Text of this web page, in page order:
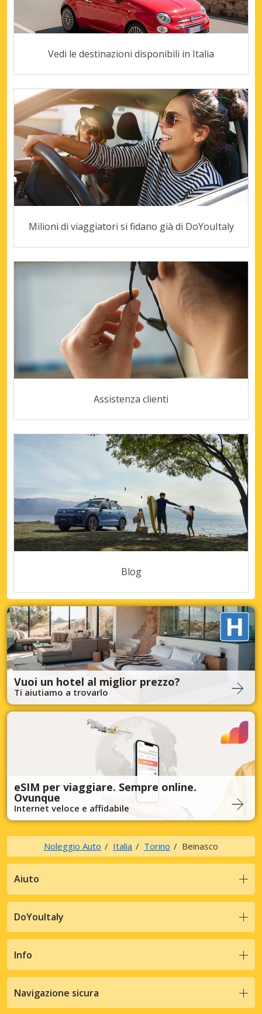
Vedi le destinazioni disponibili in Italia
Milioni di viaggiatori si fidano già di DoYouItaly
Assistenza clienti
Blog
Vuoi un hotel al miglior prezzo?
Ti aiutiamo a trovarlo
eSIM per viaggiare. Sempre online.
Ovunque
Internet veloce e affidabile
Noleggio Auto Italia Torino Beinasco
Aiuto
DoYouItaly
Info
Navigazione sicura